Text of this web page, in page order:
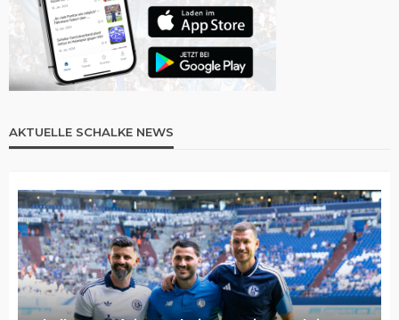
AKTUELLE SCHALKE NEWS